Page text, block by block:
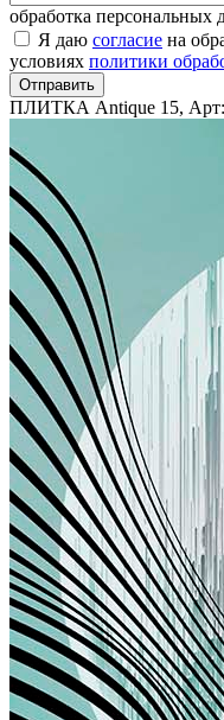
обработка персональных
Я даю согласие на
условиях политики
Отправить
ПЛИТКА Antique 15, Арт: